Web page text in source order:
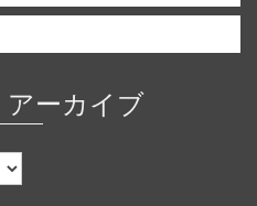
アーカイブ